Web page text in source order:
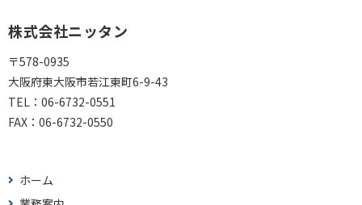
株式会社ニッタン
〒578-0935
大阪府東大阪市若江東町6-9-43
TEL： 06-6732-0551
FAX： 06-6732-0550
ホーム